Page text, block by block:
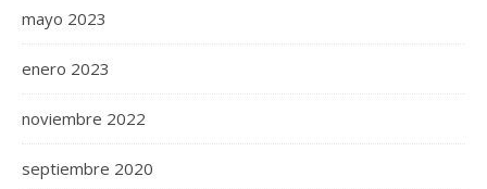
mayo 2023
enero 2023
noviembre 2022
septiembre 2020